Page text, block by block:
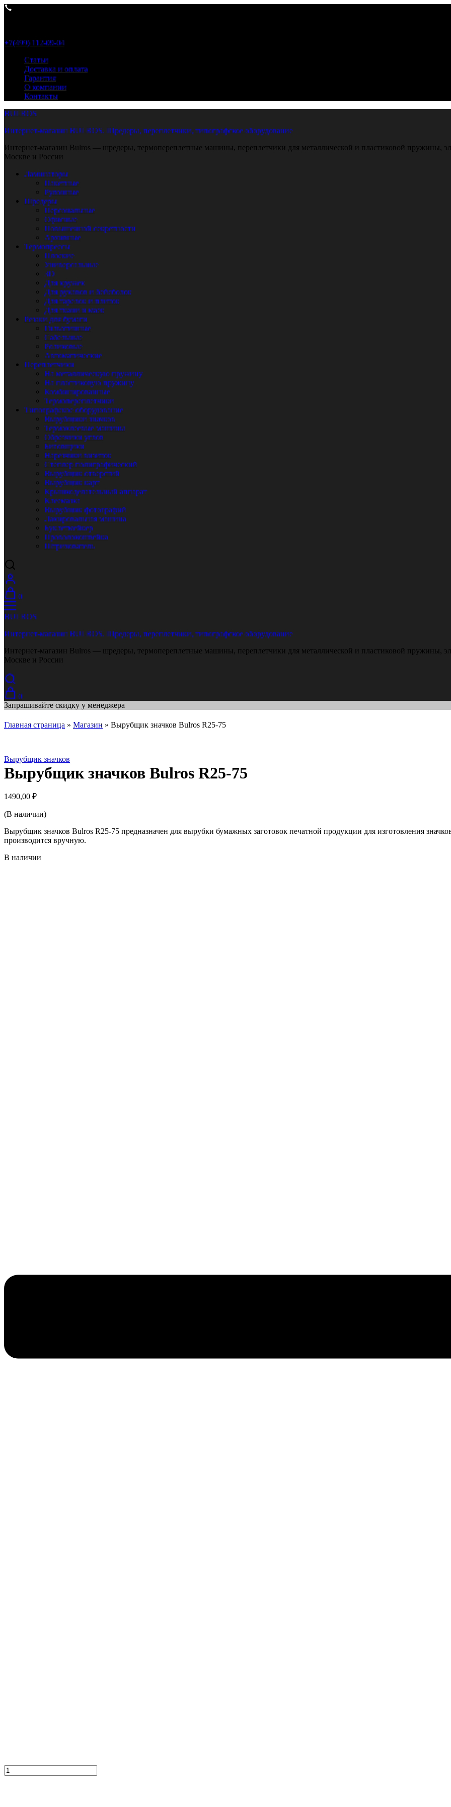
+7(499) 112-09-04
Статьи
Доставка и оплата
Гарантия
О компании
Контакты
BULROS
Интернет-магазин BULROS. Шредеры, переплетчики, типографское оборудование
Интернет-магазин Bulros — шредеры, термопереплетные машины, переплетчики для металлической и пластиковой пружины,
Москве и России
Ламинаторы
Пакетные
Рулонные
Шредеры
Персональные
Офисные
Повышенной секретности
Архивные
Термопрессы
Плоские
Универсальные
3D
Для кружек
Для рукавов и бейсболок
Для тарелок и плиток
Для ткани и маек
Резаки для бумаги
Гильотинные
Сабельные
Роликовые
Автоматические
Переплетчики
На металлическую пружину
На пластиковую пружину
Комбинированные
Термопереплетчики
Типографское оборудование
Вырубщики значков
Термоклеевые машины
Обрезчики углов
Биговщики
Нарезчики визиток
Степлер полиграфический
Вырубщик отверстий
Вырубщик карт
Крышкоделательный аппарат
Клеемазка
Вырубщик фотографий
Лакировальная машина
Буклетмейкер
Проволокошвейка
Штрихователь
0
BULROS
Интернет-магазин BULROS. Шредеры, переплетчики, типографское оборудование
Интернет-магазин Bulros — шредеры, термопереплетные машины, переплетчики для металлической и пластиковой пружины,
Москве и России
0
Запрашивайте скидку у менеджера
Главная страница » Магазин » Вырубщик значков Bulros R25-75
Вырубщик значков
Вырубщик значков Bulros R25-75
1490,00 ₽
(В наличии)
Вырубщик значков Bulros R25-75 предназначен для вырубки бумажных заготовок печатной продукции для изготовления
производится вручную.
В наличии
Вырубщик
значков